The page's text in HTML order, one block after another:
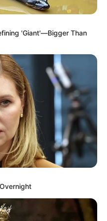
necesitarán visa para
'Giant'—Bigger Than